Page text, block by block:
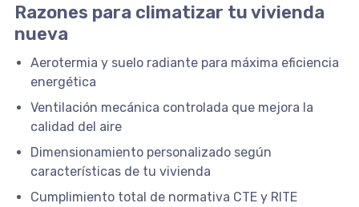
Razones para climatizar tu vivienda
nueva
Aerotermia y suelo radiante para máxima eficiencia
energética
Ventilación mecánica controlada que mejora la
calidad del aire
Dimensionamiento personalizado según
características de tu vivienda
Cumplimiento total de normativa CTE y RITE